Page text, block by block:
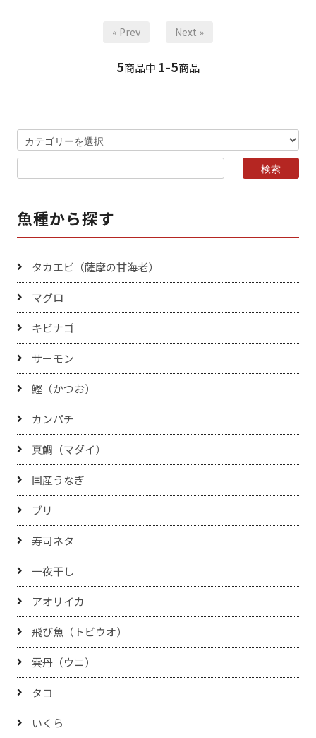
« Prev Next »
5商品中 1-5商品
魚種から探す
タカエビ（薩摩の甘海老）
マグロ
キビナゴ
サーモン
鰹（かつお）
カンパチ
真鯛（マダイ）
国産うなぎ
ブリ
寿司ネタ
一夜干し
アオリイカ
飛び魚（トビウオ）
雲丹（ウニ）
タコ
いくら